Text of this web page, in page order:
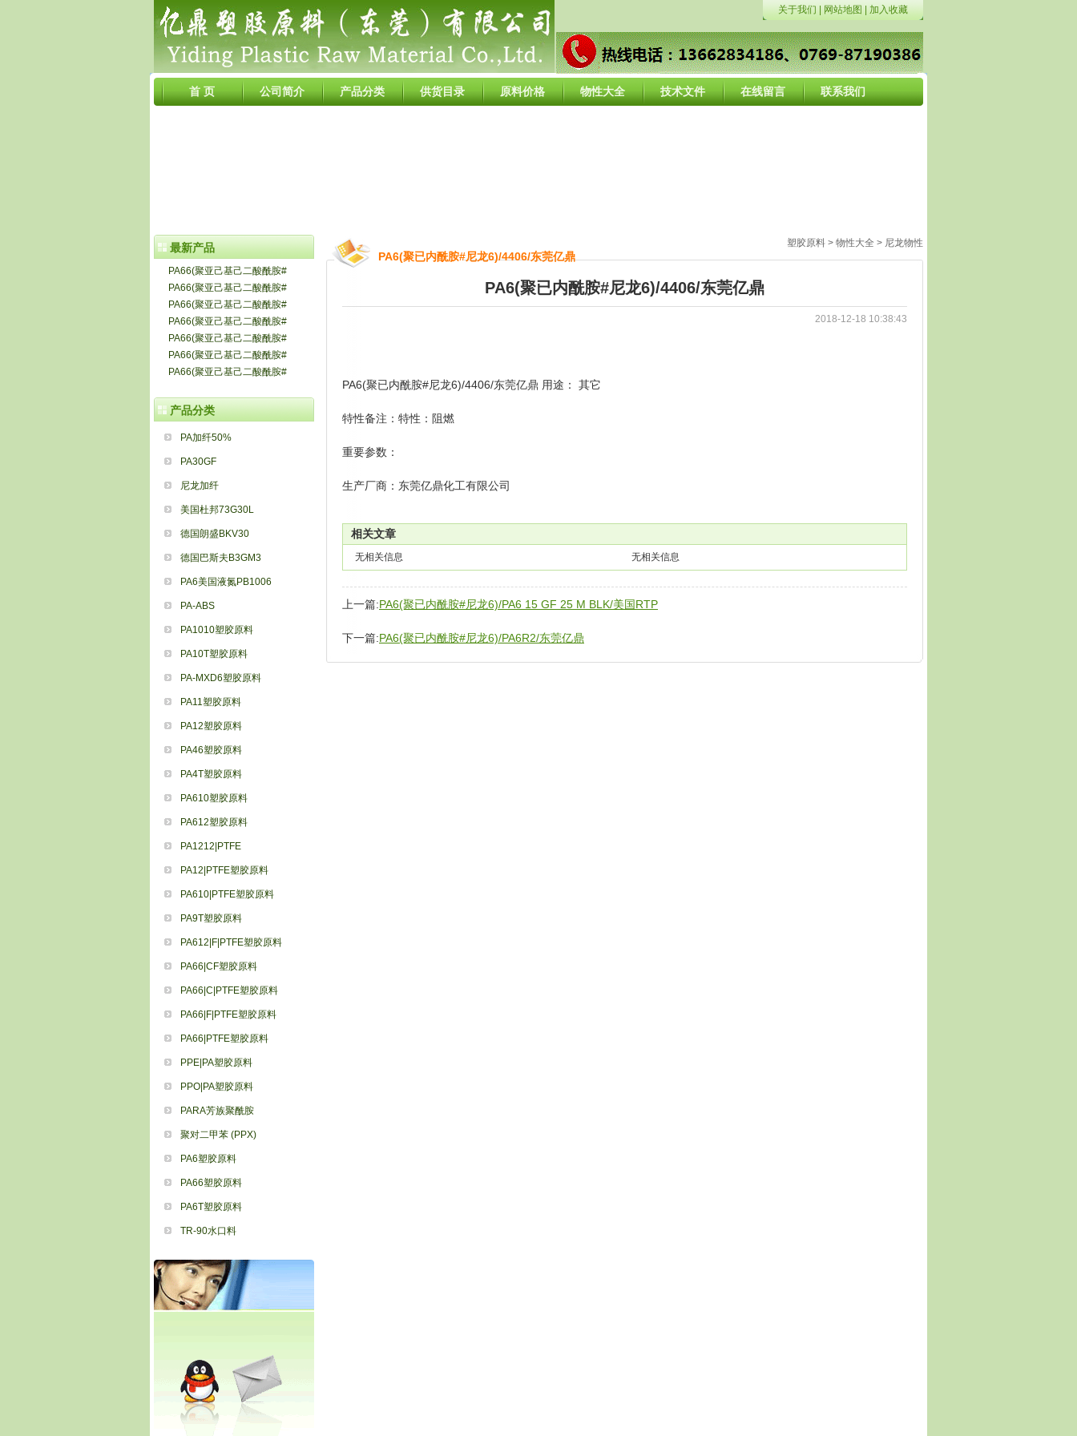
关于我们 网站地图 加入收藏
首 页 公司简介 产品分类 供货目录 原料价格 物性大全 技术文件 在线留言 联系我们
最新产品
PA66(聚亚己基己二酸酰胺#
PA66(聚亚己基己二酸酰胺#
PA66(聚亚己基己二酸酰胺#
PA66(聚亚己基己二酸酰胺#
PA66(聚亚己基己二酸酰胺#
PA66(聚亚己基己二酸酰胺#
PA66(聚亚己基己二酸酰胺#
产品分类
PA加纤50%
PA30GF
尼龙加纤
美国杜邦73G30L
德国朗盛BKV30
德国巴斯夫B3GM3
PA6美国液氮PB1006
PA-ABS
PA1010塑胶原料
PA10T塑胶原料
PA-MXD6塑胶原料
PA11塑胶原料
PA12塑胶原料
PA46塑胶原料
PA4T塑胶原料
PA610塑胶原料
PA612塑胶原料
PA1212|PTFE
PA12|PTFE塑胶原料
PA610|PTFE塑胶原料
PA9T塑胶原料
PA612|F|PTFE塑胶原料
PA66|CF塑胶原料
PA66|C|PTFE塑胶原料
PA66|F|PTFE塑胶原料
PA66|PTFE塑胶原料
PPE|PA塑胶原料
PPO|PA塑胶原料
PARA芳族聚酰胺
聚对二甲苯 (PPX)
PA6塑胶原料
PA66塑胶原料
PA6T塑胶原料
TR-90水口料
塑胶原料 > 物性大全 > 尼龙物性
PA6(聚已内酰胺#尼龙6)/4406/东莞亿鼎
PA6(聚已内酰胺#尼龙6)/4406/东莞亿鼎
2018-12-18 10:38:43
PA6(聚已内酰胺#尼龙6)/4406/东莞亿鼎 用途： 其它
特性备注：特性：阻燃
重要参数：
生产厂商：东莞亿鼎化工有限公司
相关文章
无相关信息 无相关信息
上一篇:PA6(聚已内酰胺#尼龙6)/PA6 15 GF 25 M BLK/美国RTP
下一篇:PA6(聚已内酰胺#尼龙6)/PA6R2/东莞亿鼎